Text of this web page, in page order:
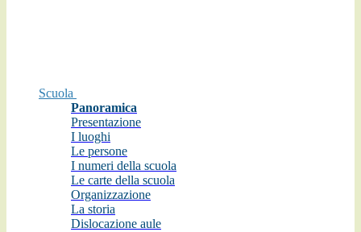
Scuola
Panoramica
Presentazione
I luoghi
Le persone
I numeri della scuola
Le carte della scuola
Organizzazione
La storia
Dislocazione aule